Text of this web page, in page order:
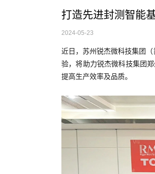
打造先进封测智能
2024-05-23
近日，苏州锐杰微科技集团
验，将助力锐杰微科技集团
提高生产效率及品质。